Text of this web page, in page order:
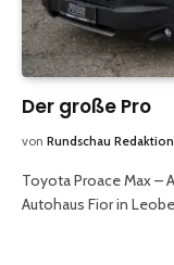
Der große Pro
von Rundschau Redaktion
Toyota Proace Max –
Autohaus Fior in